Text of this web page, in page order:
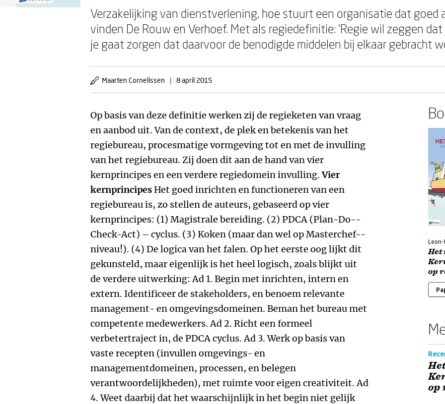
Verzakelijking van dienstverlening, hoe stuurt een organisatie dat goed
vinden De Rouw en Verhoef. Met als regiedefinitie: ‘Regie wil zeggen
je gaat zorgen dat daarvoor de benodigde middelen bij elkaar gebracht
Maarten Cornelissen | 8 april 2015
Op basis van deze definitie werken zij de regieketen van vraag
en aanbod uit. Van de context, de plek en betekenis van het
regiebureau, procesmatige vormgeving tot en met de invulling
van het regiebureau. Zij doen dit aan de hand van vier
kernprincipes en een verdere regiedomein invulling.Vier
kernprincipesHet goed inrichten en functioneren van een
regiebureau is, zo stellen de auteurs, gebaseerd op vier
kernprincipes: (1) Magistrale bereiding. (2) PDCA (Plan-­Do-­
Check-­Act) – cyclus. (3) Koken (maar dan wel op Masterchef-­
niveau!). (4) De logica van het falen. Op het eerste oog lijkt dit
gekunsteld, maar eigenlijk is het heel logisch, zoals blijkt uit
de verdere uitwerking: Ad 1. Begin met inrichten, intern en
extern. Identificeer de stakeholders, en benoem relevante
management-­ en omgevingsdomeinen. Beman het bureau met
competente medewerkers. Ad 2. Richt een formeel
verbetertraject in, de PDCA cyclus. Ad 3. Werk op basis van
vaste recepten (invullen omgevings-­ en
managementdomeinen, processen, en belegen
verantwoordelijkheden), met ruimte voor eigen creativiteit. Ad
4. Weet daarbij dat het waarschijnlijk in het begin niet gelijk
Het
op
op